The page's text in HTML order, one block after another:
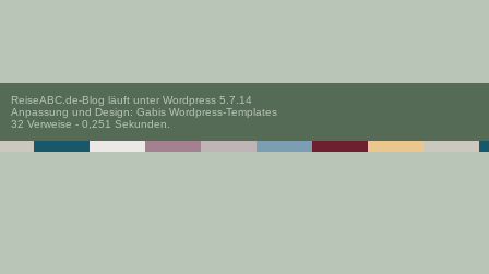
ReiseABC.de-Blog läuft unter Wordpress 5.7.14
Anpassung und Design: Gabis Wordpress-Templates
32 Verweise - 0,251 Sekunden.